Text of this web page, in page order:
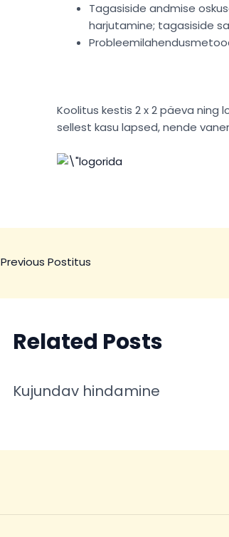
Tagasiside andmise
harjutamine; tagasiside
Koolitus kestis 2 x 2 päeva
sellest kasu lapsed, nende
Previous Postitus
Related Posts
Kujundav hindamine